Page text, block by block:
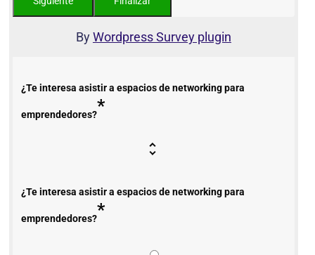
ByWordpress Survey plugin
¿Te interesa asistir a espacios de networking para
emprendedores?*
¿Te interesa asistir a espacios de networking para
emprendedores?*